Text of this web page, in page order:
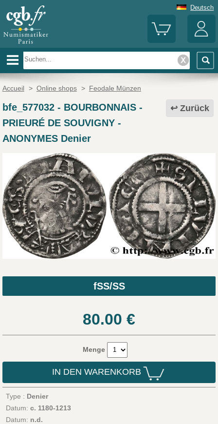
Deutsch
Accueil > Online shops > Feodale Münzen
Zurück
bfe_577032- BOURBONNAIS -
PRIEURÉ DE SOUVIGNY -
ANONYMES Denier
fSS/SS
80.00 €
Menge
IN DEN WARENKORB
Type : Denier
Datum: c. 1180-1213
Datum: n.d.